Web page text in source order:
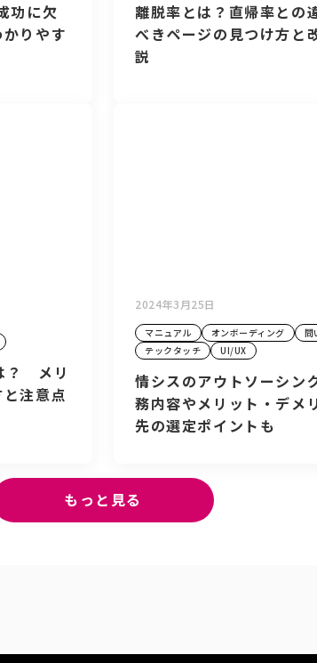
功に欠
りやす
離脱率とは？直帰率との
べきページの見つけ方と
説
？ メリ
注意点
2024年3月25日
マニュアル オンボーディング 問
テックタッチ
UI/UX
情シスのアウトソーシン
務内容やメリット・デメ
先の選定ポイントも
もっと見る